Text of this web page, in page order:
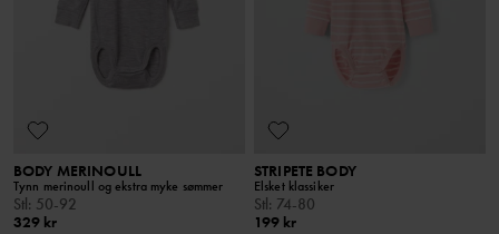
BODY MERINOULL
Tynn merinoull og ekstra myke sømmer
Stl: 50-92
329 kr
STRIPETE BODY
Elsket klassiker
Stl: 74-80
199 kr